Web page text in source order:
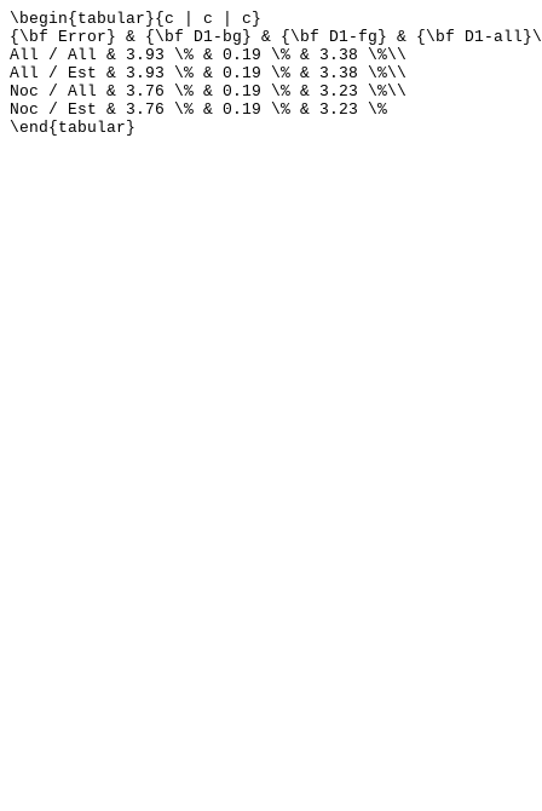
\begin{tabular}{c | c | c}
{\bf Error} & {\bf D1-bg} & {\bf D1-fg} & {\bf D1-
All / All & 3.93 \% & 0.19 \% & 3.38 \%\\
All / Est & 3.93 \% & 0.19 \% & 3.38 \%\\
Noc / All & 3.76 \% & 0.19 \% & 3.23 \%\\
Noc / Est & 3.76 \% & 0.19 \% & 3.23 \%
\end{tabular}